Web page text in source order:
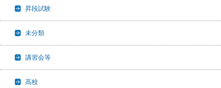
昇段試験
未分類
講習会等
高校